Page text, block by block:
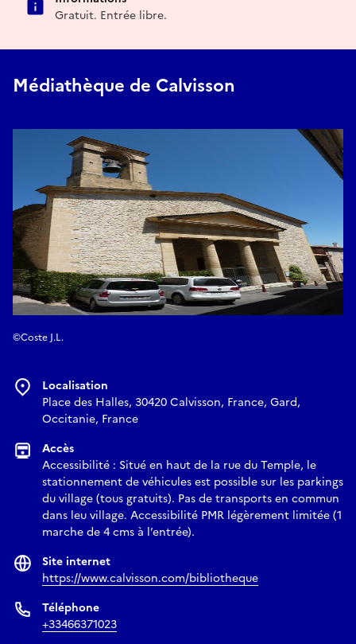
Gratuit. Entrée libre.
Médiathèque de Calvisson
©Coste J.L.
Localisation
Place des Halles, 30420 Calvisson, France, Gard,
Occitanie, France
Accès
Accessibilité : Situé en haut de la rue du Temple, le
stationnement de véhicules est possible sur les parkings
du village (tous gratuits). Pas de transports en commun
dans leu village. Accessibilité PMR légèrement limitée (1
marche de 4 cms à l’entrée).
Site internet
https://www.calvisson.com/bibliotheque
Téléphone
+33466371023